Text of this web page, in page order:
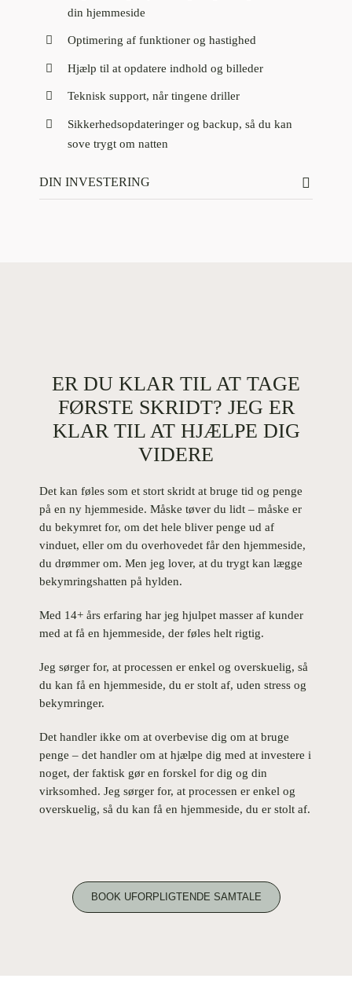
din hjemmeside
Optimering af funktioner og hastighed
Hjælp til at opdatere indhold og billeder
Teknisk support, når tingene driller
Sikkerhedsopdateringer og backup, så du kan
sove trygt om natten
DIN INVESTERING
ER DU KLAR TIL AT TAGE
FØRSTE SKRIDT? JEG ER
KLAR TIL AT HJÆLPE DIG
VIDERE
Det kan føles som et stort skridt at bruge tid og penge
på en ny hjemmeside. Måske tøver du lidt – måske er
du bekymret for, om det hele bliver penge ud af
vinduet, eller om du overhovedet får den hjemmeside,
du drømmer om. Men jeg lover, at du trygt kan lægge
bekymringshatten på hylden.
Med 14+ års erfaring har jeg hjulpet masser af kunder
med at få en hjemmeside, der føles helt rigtig.
Jeg sørger for, at processen er enkel og overskuelig, så
du kan få en hjemmeside, du er stolt af, uden stress og
bekymringer.
Det handler ikke om at overbevise dig om at bruge
penge – det handler om at hjælpe dig med at investere i
noget, der faktisk gør en forskel for dig og din
virksomhed. Jeg sørger for, at processen er enkel og
overskuelig, så du kan få en hjemmeside, du er stolt af.
BOOK UFORPLIGTENDE SAMTALE